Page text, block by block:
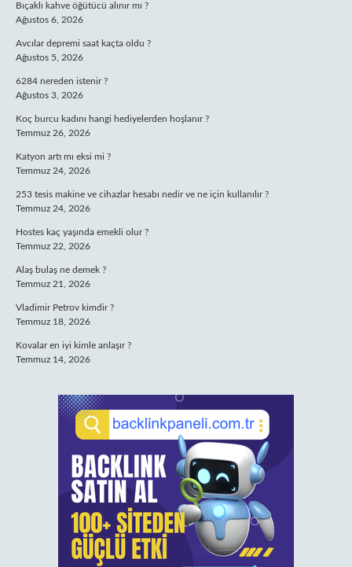
Bıçaklı kahve öğütücü alınır mı ?
Ağustos 6, 2026
Avcılar depremi saat kaçta oldu ?
Ağustos 5, 2026
6284 nereden istenir ?
Ağustos 3, 2026
Koç burcu kadını hangi hediyelerden hoşlanır ?
Temmuz 26, 2026
Katyon artı mı eksi mi ?
Temmuz 24, 2026
253 tesis makine ve cihazlar hesabı nedir ve ne için kullanılır ?
Temmuz 24, 2026
Hostes kaç yaşında emekli olur ?
Temmuz 22, 2026
Alaş bulaş ne demek ?
Temmuz 21, 2026
Vladimir Petrov kimdir ?
Temmuz 18, 2026
Kovalar en iyi kimle anlaşır ?
Temmuz 14, 2026